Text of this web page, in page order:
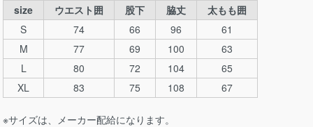
size ウエスト囲 股下 脇丈
太もも囲
S
74 66 96
61
M
77 69 100
63
L
80 72 104
65
XL
83 75 108 67
※サイズは、メーカー配給になります。